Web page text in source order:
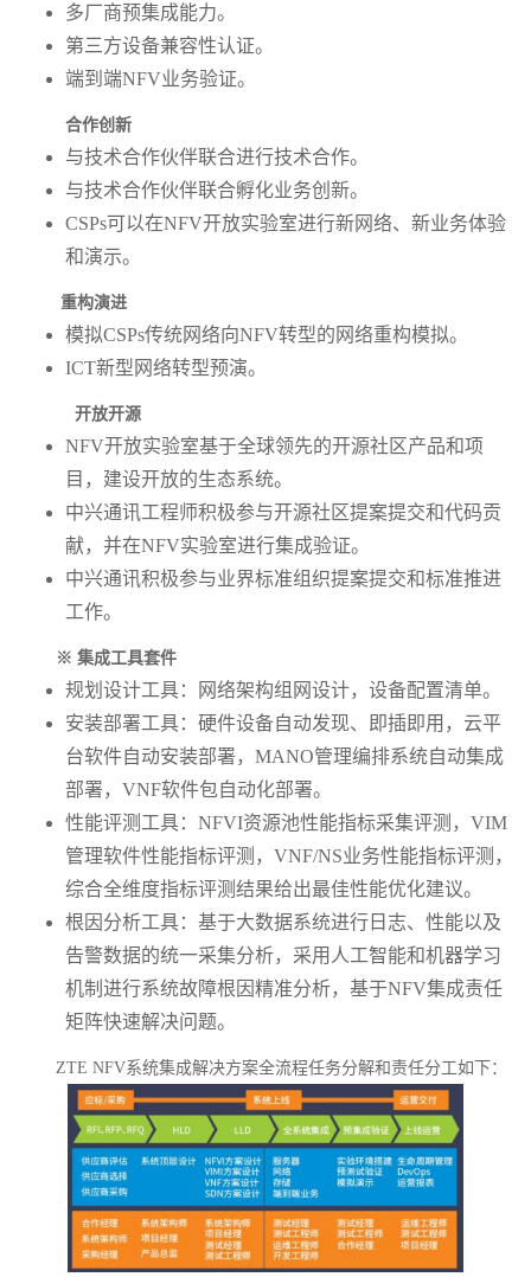
多厂商预集成能力。
第三方设备兼容性认证。
端到端NFV业务验证。
合作创新
与技术合作伙伴联合进行技术合作。
与技术合作伙伴联合孵化业务创新。
CSPs可以在NFV开放实验室进行新网络、新业务体验
和演示。
重构演进
模拟CSPs传统网络向NFV转型的网络重构模拟。
ICT新型网络转型预演。
开放开源
NFV开放实验室基于全球领先的开源社区产品和项
目，建设开放的生态系统。
中兴通讯工程师积极参与开源社区提案提交和代码贡
献，并在NFV实验室进行集成验证。
中兴通讯积极参与业界标准组织提案提交和标准推进
工作。
※ 集成工具套件
规划设计工具：网络架构组网设计，设备配置清单。
安装部署工具：硬件设备自动发现、即插即用，云平
台软件自动安装部署，MANO管理编排系统自动集成
部署，VNF软件包自动化部署。
性能评测工具：NFVI资源池性能指标采集评测，VIM
管理软件性能指标评测，VNF/NS业务性能指标评测，
综合全维度指标评测结果给出最佳性能优化建议。
根因分析工具：基于大数据系统进行日志、性能以及
告警数据的统一采集分析，采用人工智能和机器学习
机制进行系统故障根因精准分析，基于NFV集成责任
矩阵快速解决问题。
ZTE NFV系统集成解决方案全流程任务分解和责任分工如下：